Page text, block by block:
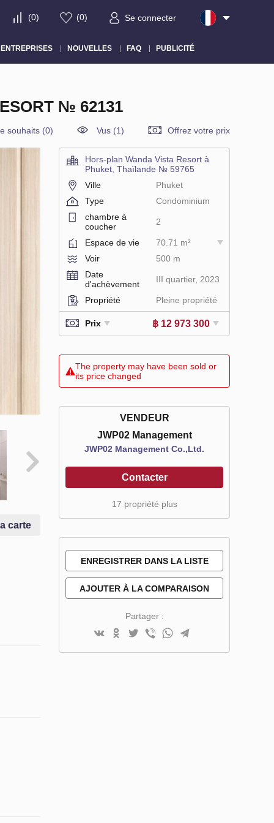
(0) (0) Se connecter
ENTREPRISES NOUVELLES FAQ PUBLICITÉ
№ 62131
souhaits (0) Vus (1) Offrez votre prix
carte
Hors-plan Wanda Vista Resort à
Phuket, Thaïlande № 59765
Ville
Phuket
Type
Condominium
chambre à
coucher
2
Espace de vie
70.71 m²
Voir
500 m
Date
d'achèvement
III quartier, 2023
Propriété Pleine propriété
Prix ฿ 12 973 300
The property may have been sold or
its price changed
VENDEUR
JWP02 Management
JWP02 Management Co.,Ltd.
Contacter
17 propriété plus
ENREGISTRER DANS LA LISTE
DE SOUHAITS
AJOUTER À LA COMPARAISON
Partager :